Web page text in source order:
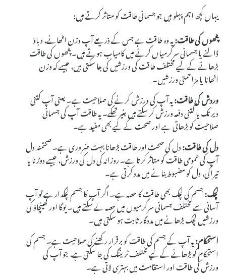
یہاں کچھ اہم پہلو ہیں جو جسمانی طاقت کو متاثر کرتے ہیں:
پٹھوں کی طاقت:یہ وہ طاقت ہے جس کے ذریعے آپ وزن اٹھانے، دباؤ
ڈالنے یا جسمانی سرگرمیاں کرنے میں کامیاب ہوتے ہیں۔ پٹھوں کی طاقت
بڑھانے کے لیے مختلف طاقت کی ورزشیں کی جا سکتی ہیں، جیسے کہ وزن
اٹھانا یا مزاحمتی ورزشیں۔
وردش کی طاقت:یہ آپ کی ورزش کرنے کی صلاحیت ہے۔ یعنی آپ کتنی
دیر تک یا کتنی دفعہ ورزش کر سکتے ہیں بغیر تھکے۔ یہ طاقت آپ کی جسمانی
صلاحیت کو بڑھاتی ہے اور صحت کے لیے بھی مفید ہے۔
دل کی طاقت:دل کی صحت اور طاقت بڑھانا بہت ضروری ہے۔ صحتمند دل
آپ کی عمومی طاقت کو متاثر کرتا ہے۔ روزانہ کی دل کی ورزش، جیسے دوڑنا یا
تیراکی، دل کو مضبوط بنانے میں مدد کرتی ہے۔
لچک:جسم کی لچک بھی طاقت کا حصہ ہے۔ اگر آپ کا جسم لچکدار ہے تو آپ
آسانی سے مختلف جسمانی سرگرمیوں میں حصہ لے سکتے ہیں۔ یوگا اور کھینچاؤ کی
ورزشیں لچک بڑھانے میں مددگار ثابت ہو سکتی ہیں۔
استحکام:یہ آپ کے جسم کی طاقت کو برقرار رکھنے کی صلاحیت ہے۔ جسم کی
استحکام کو بڑھانے کے لیے مختلف ٹریننگ کی جا سکتی ہے، جو آپ کی
ورزش کی طاقت اور استقامت میں بہتری لاتی ہے۔